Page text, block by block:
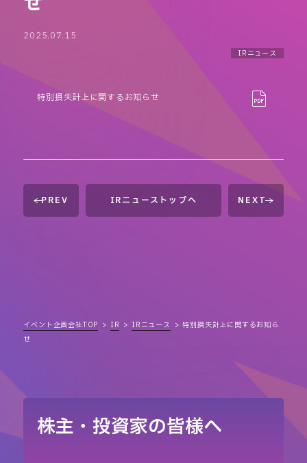
2025.07.15
IRニュース
特別損失計上に関するお知らせ
PREV IRニューストップへ NEXT
イベント企画会社TOP IR IRニュース
特別損失計上に関するお知ら
せ
株主・投資家の皆様へ